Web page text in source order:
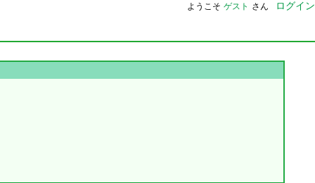
ようこそ ゲスト さん ログイン